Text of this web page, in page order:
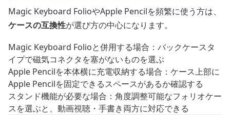
Magic Keyboard FolioやApple Pencilを頻繁に使う方は、
ケースの互換性が選び方の中心になります。
Magic Keyboard Folioと併用する場合：バックケースタ
イプで磁気コネクタを塞がないものを選ぶ
Apple Pencilを本体横に充電収納する場合：ケース上部に
Apple Pencilを固定できるスペースがあるか確認する
スタンド機能が必要な場合：角度調整可能なフォリオケー
スを選ぶと、動画視聴・手書き両方に対応できる